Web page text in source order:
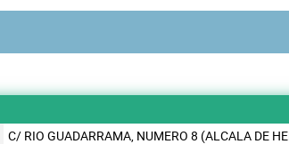
C/ RIO GUADARRAMA, NUMERO 8 (ALCALA DE